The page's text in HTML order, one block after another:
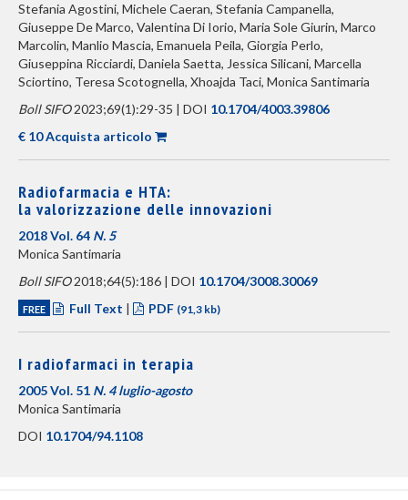
Stefania Agostini, Michele Caeran, Stefania Campanella,
Giuseppe De Marco, Valentina Di Iorio, Maria Sole Giurin, Marco
Marcolin, Manlio Mascia, Emanuela Peila, Giorgia Perlo,
Giuseppina Ricciardi, Daniela Saetta, Jessica Silicani, Marcella
Sciortino, Teresa Scotognella, Xhoajda Taci, Monica Santimaria
Boll SIFO2023;69(1):29-35 | DOI 10.1704/4003.39806
€ 10 Acquista articolo
Radiofarmacia e HTA:
la valorizzazione delle innovazioni
2018 Vol. 64 N. 5
Monica Santimaria
Boll SIFO2018;64(5):186 | DOI 10.1704/3008.30069
FREE Full Text | PDF (91,3 kb)
I radiofarmaci in terapia
2005 Vol. 51 N. 4 luglio-agosto
Monica Santimaria
DOI 10.1704/94.1108